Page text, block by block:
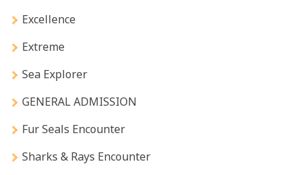
Excellence
Extreme
Sea Explorer
GENERAL ADMISSION
Fur Seals Encounter
Sharks & Rays Encounter